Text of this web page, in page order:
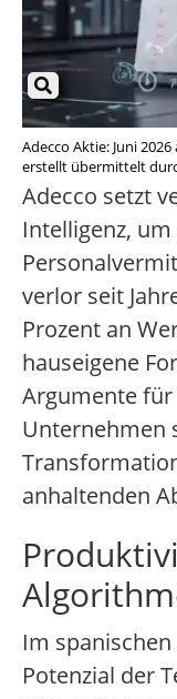
Adecco Aktie: Juni
erstellt übermittelt
Adecco setzt
Intelligenz,
verlor seit
Prozent an
hauseigene
Argumente
Unternehmen
anhaltenden
Im
Potenzial der